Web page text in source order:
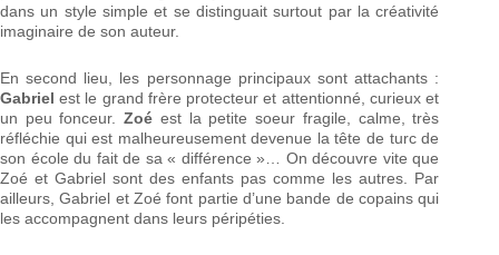
dans un style simple et se distinguait surtout par la créativité
imaginaire de son auteur.
En second lieu, les personnage principaux sont attachants :
Gabriel est le grand frère protecteur et attentionné, curieux et
un peu fonceur.Zoé est la petite soeur fragile, calme, très
réfléchie qui est malheureusement devenue la tête de turc de
son école du fait de sa « différence »… On découvre vite que
Zoé et Gabriel sont des enfants pas comme les autres. Par
ailleurs, Gabriel et Zoé font partie d’une bande de copains qui
les accompagnent dans leurs péripéties.